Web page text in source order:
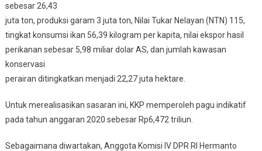
sebesar 26,43
juta ton, produksi garam 3 juta ton, Nilai Tukar Nelayan (NTN) 115,
tingkat konsumsi ikan 56,39 kilogram per kapita, nilai ekspor hasil
perikanan sebesar 5,98 miliar dolar AS, dan jumlah kawasan
konservasi
perairan ditingkatkan menjadi 22,27 juta hektare.
Untuk merealisasikan sasaran ini, KKP memperoleh pagu indikatif
pada tahun anggaran 2020 sebesar Rp6,472 triliun.
Sebagaimana diwartakan, Anggota Komisi IV DPR RI Hermanto